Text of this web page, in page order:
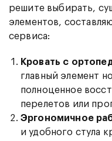
решите выбирать,
элементов,
сервиса:
Кровать с
главный элемент
полноценное
перелетов или
Эргономичное
и удобного стула